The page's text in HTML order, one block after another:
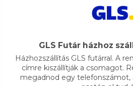
GLS Futár házhoz
Házhozszállítás GLS futárral. A
címre kiszállítják a csomagot.
megadnod egy telefonszámot,